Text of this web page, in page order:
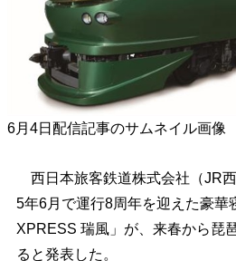
6月4日配信記事のサムネイル画像
西日本旅客鉄道株式会社（JR
5年6月で運行8周年を迎えた豪華
XPRESS 瑞風」が、来春から琵
ると発表した。